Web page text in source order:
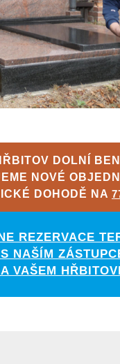
DOLNÍ
NOVÉ
DOHODĚ NA
REZERVACE
NAŠÍM
VAŠEM